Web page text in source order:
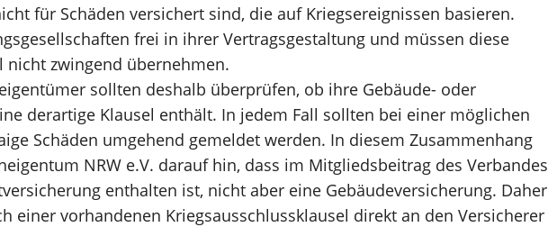
für Schäden versichert sind, die auf Kriegsereignissen basieren.
frei in ihrer Vertragsgestaltung und müssen diese
nicht zwingend übernehmen.
sollten deshalb überprüfen, ob ihre Gebäude- oder
derartige Klausel enthält. In jedem Fall sollten bei einer möglichen
Schäden umgehend gemeldet werden. In diesem Zusammenhang
NRW e.V. darauf hin, dass im Mitgliedsbeitrag des Verbandes
enthalten ist, nicht aber eine Gebäudeversicherung. Daher
einer vorhandenen Kriegsausschlussklausel direkt an den Versicherer